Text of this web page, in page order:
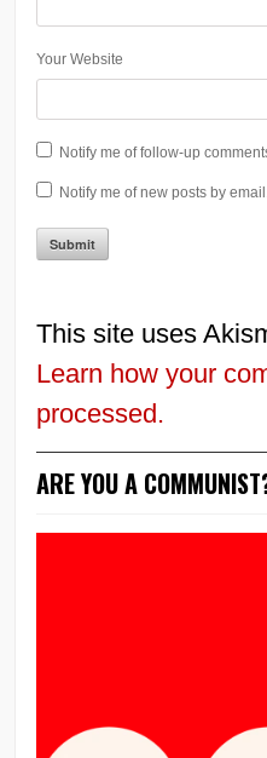
Your Website
Notify me of follow-up
Notify me of new posts by
This site uses
Learn how your
processed.
ARE YOU A